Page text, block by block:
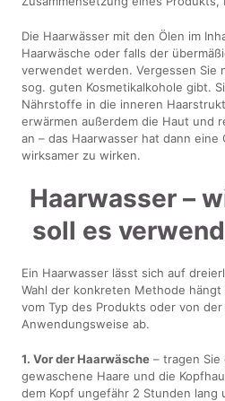
Die Haarwässer mit den Ölen im
Haarwäsche oder falls der
verwendet werden. Vergessen Sie
sog. guten Kosmetikalkohole gibt.
Nährstoffe in die inneren
erwärmen außerdem die Haut und
an – das Haarwasser hat dann eine
wirksamer zu wirken.
Haarwasser –
soll es
Ein Haarwasser lässt sich auf
Wahl der konkreten Methode
vom Typ des Produkts oder von
Anwendungsweise ab.
1. Vor der Haarwäsche – tragen Sie
gewaschene Haare und die
dem Kopf ungefähr 2 Stunden lang